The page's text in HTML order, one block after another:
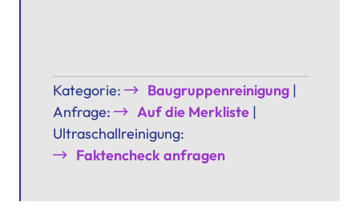
Kategorie: Baugruppenreinigung|
Anfrage:
Auf die Merkliste|
Ultraschallreinigung:
Faktencheck anfragen